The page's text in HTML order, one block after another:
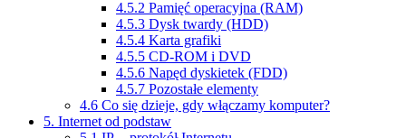
4.5.2 Pamięć operacyjna (RAM)
4.5.3 Dysk twardy (HDD)
4.5.4 Karta grafiki
4.5.5 CD-ROM i DVD
4.5.6 Napęd dyskietek (FDD)
4.5.7 Pozostałe elementy
4.6 Co się dzieje, gdy włączamy komputer?
5. Internet od podstaw